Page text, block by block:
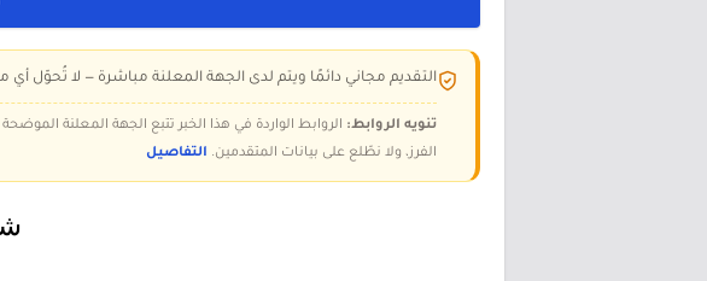
التقديم مجاني دائمًا ويتم لدى الجهة المعلنة مباشرة — لا تُحوّل أي
تنويه الروابط: الروابط الواردة في هذا الخبر تتبع الجهة المعلنة
الفرز، ولا نطّلع على بيانات المتقدمين. التفاصيل